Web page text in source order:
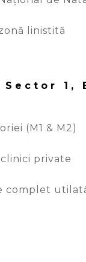
linistită
1,
(M1 & M2)
private
complet